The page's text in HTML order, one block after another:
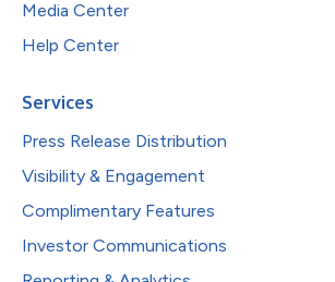
Media Center
Help Center
Services
Press Release Distribution
Visibility & Engagement
Complimentary Features
Investor Communications